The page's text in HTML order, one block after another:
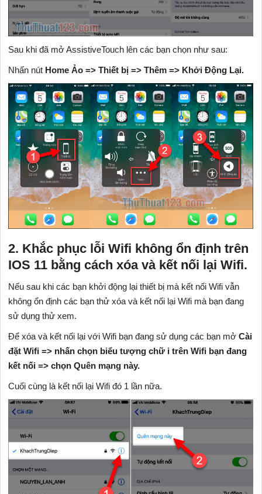
Sau khi đã mở AssistiveTouch lên các bạn chọn như sau:
Nhấn nút Home Ảo => Thiết bị => Thêm => Khởi Động Lại.
2. Khắc phục lỗi Wifi không ổn định trên
IOS 11 bằng cách xóa và kết nối lại Wifi.
Nếu sau khi các bạn khởi động lại thiết bị mà kết nối Wifi vẫn
không ổn định các bạn thử xóa và kết nối lại Wifi mà bạn đang
sử dụng thử xem.
Để xóa và kết nối lại với Wifi bạn đang sử dụng các bạn mởCài
đặt Wifi => nhấn chọn biểu tượng chữ i trên Wifi bạn đang
kết nối => chọn Quên mạng này.
Cuối cùng là kết nối lại Wifi đó 1 lần nữa.